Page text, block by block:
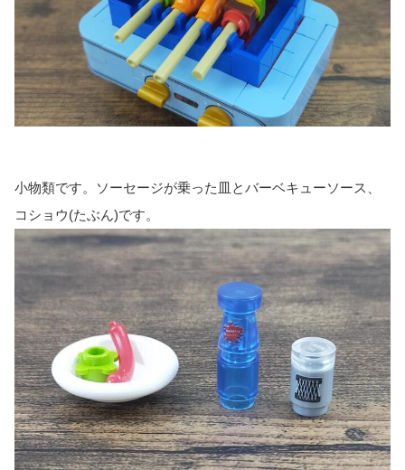
小物類です。ソーセージが乗った皿とバーベキューソース、
コショウ(たぶん)です。